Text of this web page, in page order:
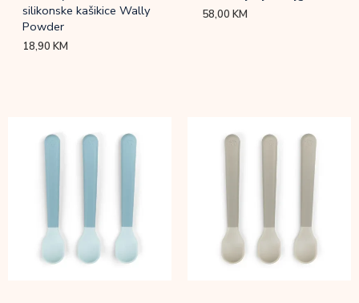
silikonske kašikice Wally
Powder
18,90KM
58,00KM